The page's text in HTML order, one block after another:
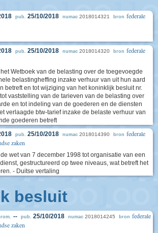
pub. 25/10/2018 numac 2018014321 bron federale
pub. 25/10/2018 numac 2018014320 bron federale
Wetboek van de belasting over de toegevoegde
belastingheffing inzake verhuur van uit hun aard
betreft en tot wijziging van het koninklijk besluit nr.
vaststelling van de tarieven van de belasting over
en tot indeling van de goederen en de diensten
verlaagde btw-tarief inzake de belaste verhuur van
goederen betreft
pub. 25/10/2018 numac 2018014390 bron federale
zaken
wet van 7 december 1998 tot organisatie van een
gestructureerd op twee niveaus, wat betreft het
- Duitse vertaling
besluit
-- pub. 25/10/2018 numac 2018014245 bron federale
zaken